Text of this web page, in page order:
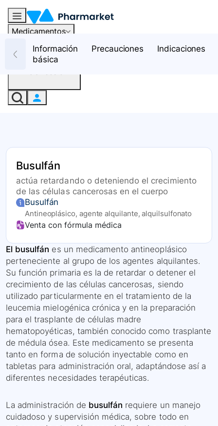
Medicamentos
RecursosInformación
básica
Precauciones Indicaciones
Busulfán
actúa retardando o deteniendo el crecimiento
de las células cancerosas en el cuerpo
Busulfán
Antineoplásico, agente alquilante, alquilsulfonato
Venta con fórmula médica
El busulfán es un medicamento antineoplásico
perteneciente al grupo de los agentes alquilantes.
Su función primaria es la de retardar o detener el
crecimiento de las células cancerosas, siendo
utilizado particularmente en el tratamiento de la
leucemia mielogénica crónica y en la preparación
para el trasplante de células madre
hematopoyéticas, también conocido como trasplante
de médula ósea. Este medicamento se presenta
tanto en forma de solución inyectable como en
tabletas para administración oral, adaptándose así a
diferentes necesidades terapéuticas.
La administración de busulfán requiere un manejo
cuidadoso y supervisión médica, sobre todo en